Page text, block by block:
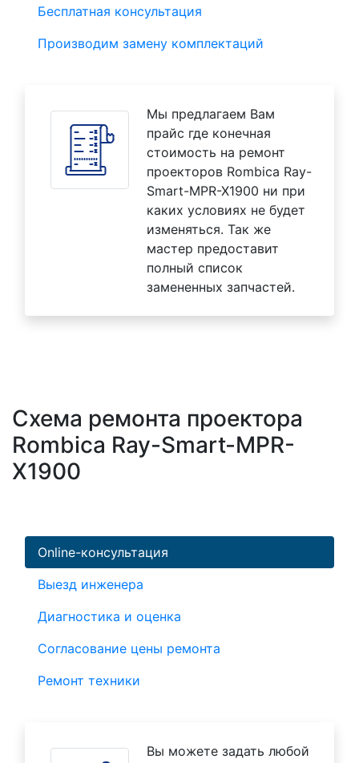
Бесплатная консультация
Производим замену комплектаций
Мы предлагаем Вам
прайс где конечная
стоимость на ремонт
проекторов Rombica Ray-
Smart-MPR-X1900 ни при
каких условиях не будет
изменяться. Так же
мастер предоставит
полный список
замененных запчастей.
Схема ремонта проектора
Rombica Ray-Smart-MPR-
X1900
Online-консультация
Выезд инженера
Диагностика и оценка
Согласование цены ремонта
Ремонт техники
Вы можете задать любой